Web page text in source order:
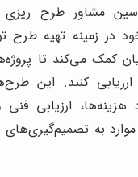
مشاور طرح
در زمینه تهیه طرح
کمک می‌کند تا
کنند. این
هزینه‌ها، ارزیابی
به تصمیم‌گیری‌های